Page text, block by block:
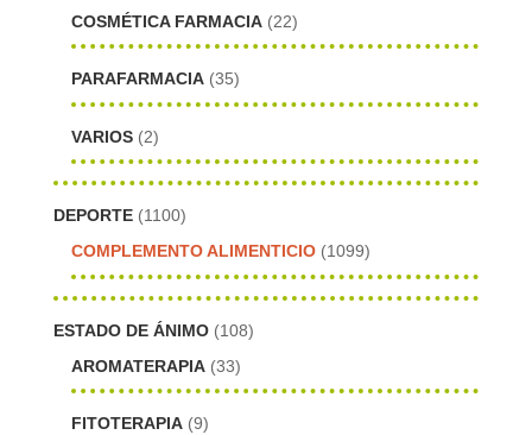
COSMÉTICA FARMACIA (22)
PARAFARMACIA (35)
VARIOS (2)
DEPORTE (1100)
COMPLEMENTO ALIMENTICIO (1099)
ESTADO DE ÁNIMO (108)
AROMATERAPIA (33)
FITOTERAPIA (9)